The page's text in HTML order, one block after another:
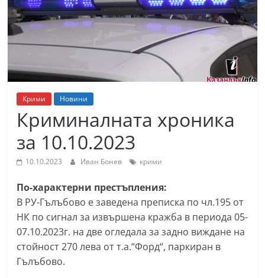
т
К
а
а
н
ъ
и
б
л
а
с
Крими Новини
Криминалната хроника
за 10.10.2023
10.10.2023 Иван Бонев крими
По-характерни престъпления:
В РУ-Гълъбово е заведена преписка по чл.195 от
НК по сигнал за извършена кражба в периода 05-
07.10.2023г. на две огледала за задно виждане на
стойност 270 лева от т.а.“Форд“, паркиран в
Гълъбово.